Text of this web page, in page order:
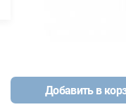
Добавить в